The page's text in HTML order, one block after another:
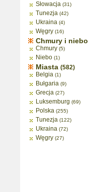
Słowacja (31)
Tunezja (42)
Ukraina (4)
Węgry (16)
Chmury i niebo
Chmury (5)
Niebo (1)
Miasta (582)
Belgia (1)
Bułgaria (9)
Grecja (27)
Luksemburg (69)
Polska (255)
Tunezja (122)
Ukraina (72)
Węgry (27)